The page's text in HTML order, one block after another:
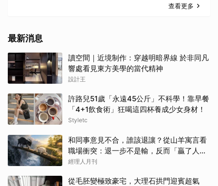
查看更多
最新消息
讀空間｜近境制作：穿越明暗界線 於非同凡
響處看見東方美學的當代精神
設計王
許路兒51歲「永遠45公斤」不科學！靠早餐
「4+1飲食術」狂喝這四杯養成少女身材！
Styletc
和同事意見不合，誰該退讓？從山羊寓言看
職場衝突：退一步不是輸，反而「贏了人
生」
經理人月刊
從毛胚變極致豪宅，大理石拱門迎賓超氣